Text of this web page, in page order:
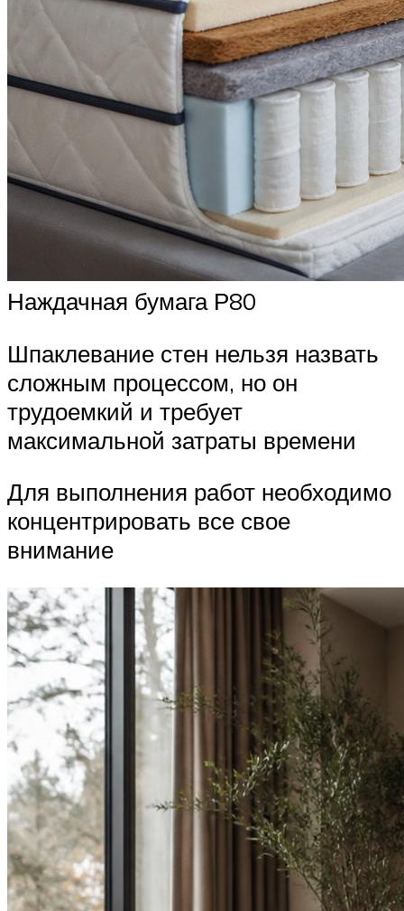
Наждачная бумага Р80
Шпаклевание стен нельзя назвать
сложным процессом, но он
трудоемкий и требует
максимальной затраты времени
Для выполнения работ необходимо
концентрировать все свое
внимание